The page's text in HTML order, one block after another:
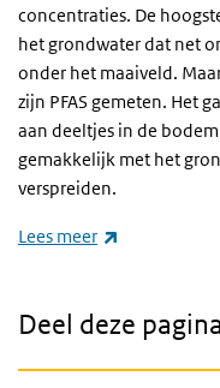
concentraties. De
het grondwater dat net
onder het maaiveld.
zijn PFAS gemeten. Het
aan deeltjes in de
gemakkelijk met het
verspreiden.
Lees meer
Deel deze pagina